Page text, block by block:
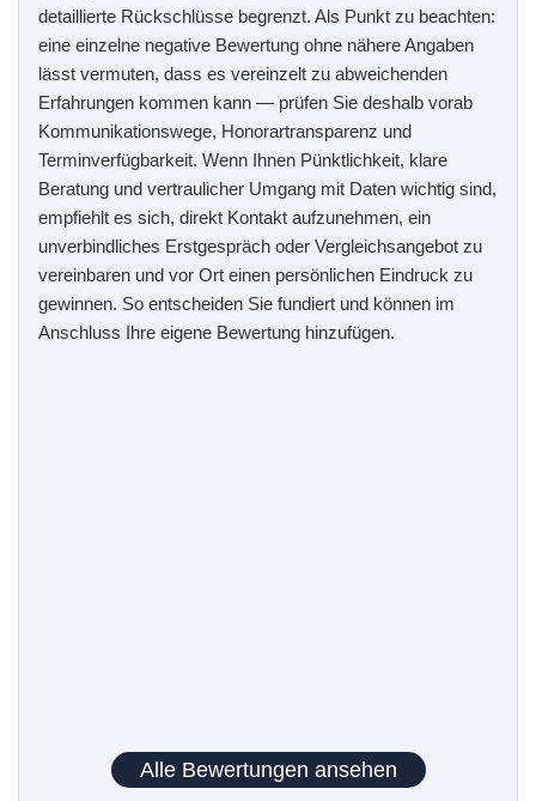
detaillierte Rückschlüsse begrenzt. Als Punkt zu beachten:
eine einzelne negative Bewertung ohne nähere Angaben
lässt vermuten, dass es vereinzelt zu abweichenden
Erfahrungen kommen kann — prüfen Sie deshalb vorab
Kommunikationswege, Honorartransparenz und
Terminverfügbarkeit. Wenn Ihnen Pünktlichkeit, klare
Beratung und vertraulicher Umgang mit Daten wichtig sind,
empfiehlt es sich, direkt Kontakt aufzunehmen, ein
unverbindliches Erstgespräch oder Vergleichsangebot zu
vereinbaren und vor Ort einen persönlichen Eindruck zu
gewinnen. So entscheiden Sie fundiert und können im
Anschluss Ihre eigene Bewertung hinzufügen.
Alle Bewertungen ansehen